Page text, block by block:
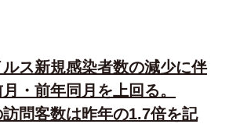
ス新規感染者数の減少に伴
・前年同月を上回る。
問客数は昨年の1.7倍を記